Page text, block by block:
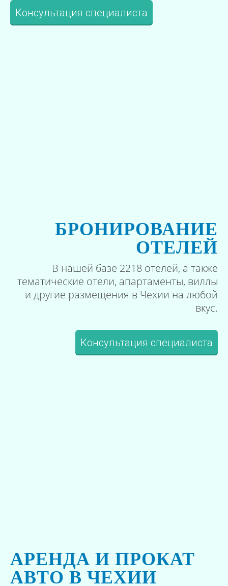
Консультация специалиста
БРОНИРОВАНИЕ
ОТЕЛЕЙ
В нашей базе 2218 отелей, а также
тематические отели, апартаменты, виллы
и другие размещения в Чехии на любой
вкус.
Консультация специалиста
АРЕНДА И ПРОКАТ
АВТО В ЧЕХИИ